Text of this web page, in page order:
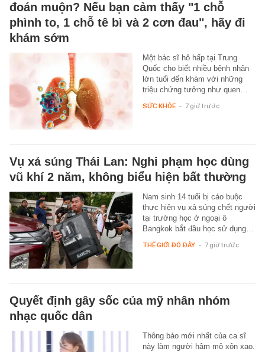
đoán muộn? Nếu bạn cảm thấy "1 chỗ
phình to, 1 chỗ tê bì và 2 cơn đau", hãy đi
khám sớm
Một bác sĩ hô hấp tại Trung
Quốc cho biết nhiều bệnh nhân
lớn tuổi đến khám với những
triệu chứng tưởng như quen…
SỨC KHỎE - 7 giờ trước
Vụ xả súng Thái Lan: Nghi phạm học dùng
vũ khí 2 năm, không biểu hiện bất thường
Nam sinh 14 tuổi bị cáo buộc
thực hiện vụ xả súng chết người
tại trường học ở ngoại ô
Bangkok bắt đầu học sử dụng…
THẾ GIỚI ĐÓ ĐÂY - 7 giờ trước
Quyết định gây sốc của mỹ nhân nhóm
nhạc quốc dân
Thông báo mới nhất của ca sĩ
này làm người hâm mộ xôn xao.